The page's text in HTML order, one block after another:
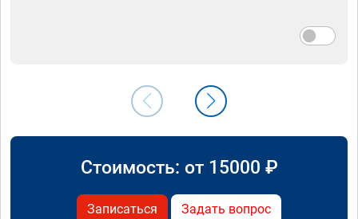
Стоимость: от 15000 ₽
Записаться Задать вопрос